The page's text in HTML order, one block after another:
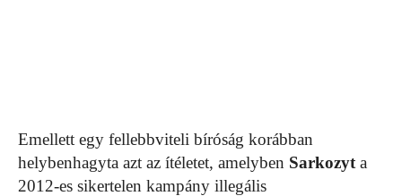
Emellett egy fellebbviteli bíróság korábban
helybenhagyta azt az ítéletet, amelyben Sarkozyt a
2012-es sikertelen kampány illegális